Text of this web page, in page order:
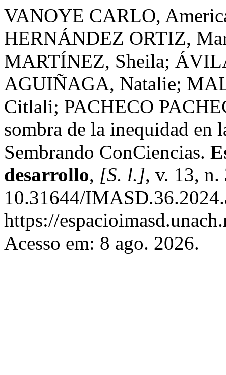
VANOYE CARLO,
HERNÁNDEZ ORTIZ,
MARTÍNEZ, Sheila;
AGUIÑAGA, Natalie;
Citlali; PACHECO
sombra de la inequidad en
Sembrando ConCiencias.
desarrollo, [S. l.], v. 13,
10.31644/
https://
Acesso em: 8 ago. 2026.